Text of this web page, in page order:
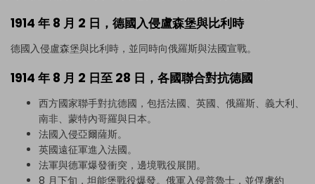
1914 年 8 月 2 日，德國入侵盧森堡與比利時
德國入侵盧森堡與比利時，並同時向俄羅斯與法國宣戰。
1914 年 8 月 2 日至 28 日，各國聯合對抗德國
西方國家聯手對抗德國，包括法國、英國、俄羅斯、義大利、
南非、蒙特內哥羅與日本。
法國入侵亞爾薩斯。
英國遠征軍進入法國。
法軍與德軍爆發衝突，邊境戰役展開。
8 月下旬，坦能堡戰役爆發。俄軍入侵普魯士，並俘虜約